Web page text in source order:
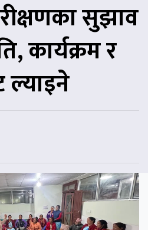
सुझाव
कार्यक्रम र